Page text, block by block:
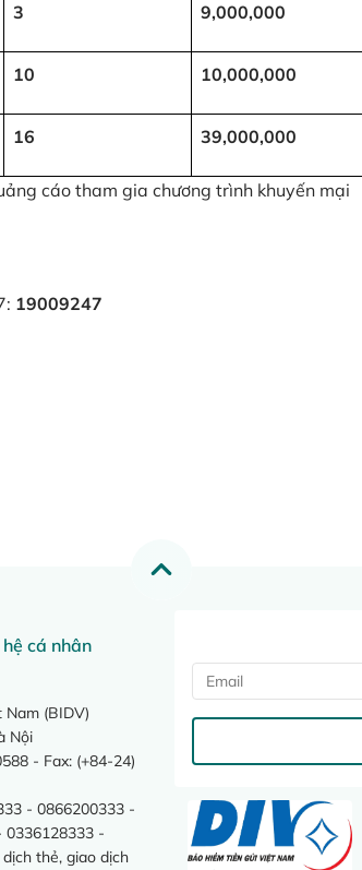
3 9,000,000
10 10,000,000
16 39,000,000
cáo tham gia chương trình khuyến mại
19009247
hệ cá nhân
(BIDV)
Nội
- Fax: (+84-24)
- 0866200333 -
0336128333 -
thẻ, giao dịch